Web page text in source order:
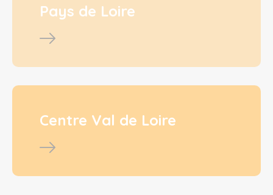
Pays de Loire
Centre Val de Loire